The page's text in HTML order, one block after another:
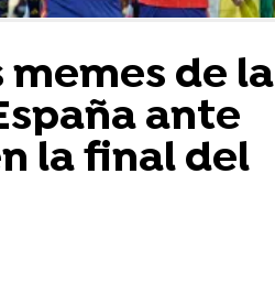
memes de la
ante
la final del